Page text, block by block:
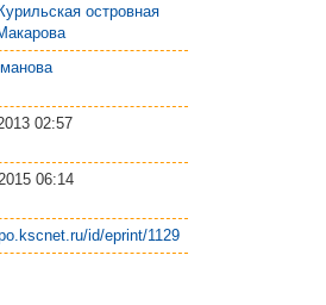
островная
02:57
06:14
id/eprint/1129